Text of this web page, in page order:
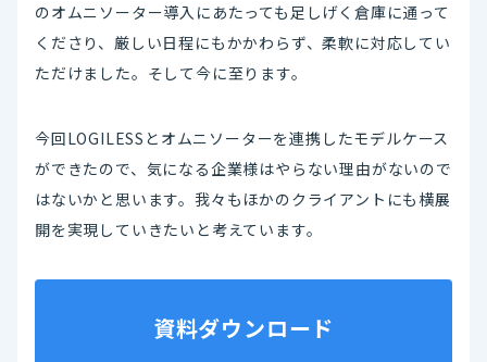
のオムニソーター導入にあたっても足しげく倉庫に通って
くださり、厳しい日程にもかかわらず、柔軟に対応してい
ただけました。そして今に至ります。
今回LOGILESSとオムニソーターを連携したモデルケース
ができたので、気になる企業様はやらない理由がないので
はないかと思います。我々もほかのクライアントにも横展
開を実現していきたいと考えています。
資料ダウンロード